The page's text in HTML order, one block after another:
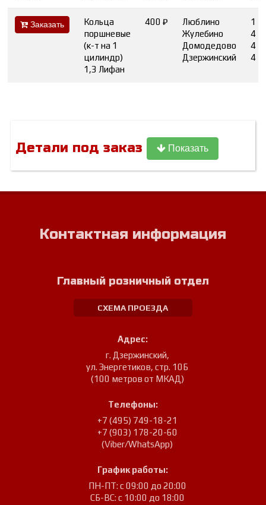
Заказать
Кольца
поршневые
(к-т на 1
цилиндр)
1,3 Лифан
400 ₽
Люблино
Жулебино
Домодедово
Дзержинский
1
4
4
4
Детали под заказ Показать
Контактная информация
Главный розничный отдел
СХЕМА ПРОЕЗДА
Адрес:
г. Дзержинский,
ул. Энергетиков, стр. 10Б
(100 метров от МКАД)
Телефоны:
+7 (495) 749-18-21
+7 (903) 178-20-60
(Viber/WhatsApp)
График работы:
ПН-ПТ: с 09:00 до 20:00
СБ-ВС: с 10:00 до 18:00